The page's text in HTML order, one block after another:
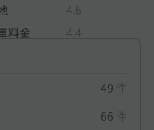
4.6
料金
4.4
49 件
66 件